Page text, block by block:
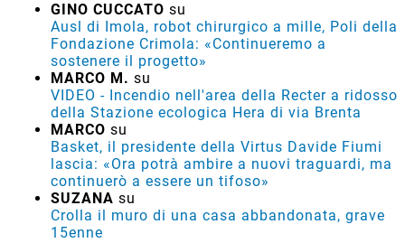
GINO CUCCATO su
Ausl di Imola, robot chirurgico a mille, Poli della
Fondazione Crimola: «Continueremo a
sostenere il progetto»
MARCO M. su
VIDEO - Incendio nell'area della Recter a ridosso
della Stazione ecologica Hera di via Brenta
MARCO su
Basket, il presidente della Virtus Davide Fiumi
lascia: «Ora potrà ambire a nuovi traguardi, ma
continuerò a essere un tifoso»
SUZANA su
Crolla il muro di una casa abbandonata, grave
15enne